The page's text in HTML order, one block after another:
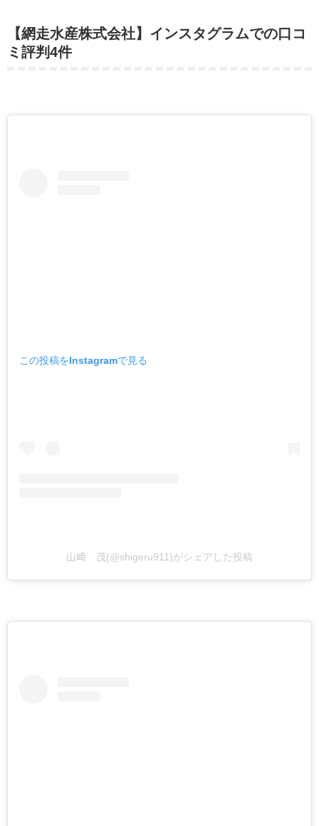
【網走水産株式会社】インスタグラムでの口コ
ミ評判4件
この投稿をInstagramで見る
山﨑 茂(@shigeru911)がシェアした投稿